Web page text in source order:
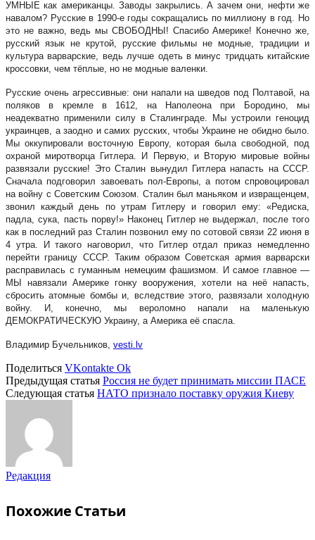
УМНЫЕ как американцы. Заводы закрылись. А зачем они, нефти же
навалом? Русские в 1990-е годы сокращались по миллиону в год. Но
это не важно, ведь мы СВОБОДНЫ! Спасибо Америке! Конечно же,
русский язык не крутой, русские фильмы не модные, традиции и
культура варварские, ведь лучше одеть в минус тридцать китайские
кроссовки, чем тёплые, но не модные валенки.
Русские очень агрессивные: они напали на шведов под Полтавой, на
поляков в кремле в 1612, на Наполеона при Бородино, мы
неадекватно применили силу в Сталинграде. Мы устроили геноцид
украинцев, а заодно и самих русских, чтобы Украине не обидно было.
Мы оккупировали восточную Европу, которая была свободной, под
охраной миротворца Гитлера. И Первую, и Вторую мировые войны
развязали русские! Это Сталин вынудил Гитлера напасть на СССР.
Сначала подговорил завоевать пол-Европы, а потом спровоцировал
на войну с Советским Союзом. Сталин был маньяком и извращенцем,
звонил каждый день по утрам Гитлеру и говорил ему: «Редиска,
падла, сука, пасть порву!» Наконец Гитлер не выдержал, после того
как в последний раз Сталин позвонил ему по сотовой связи 22 июня в
4 утра. И такого наговорил, что Гитлер отдал приказ немедленно
перейти границу СССР. Таким образом Советская армия варварски
расправилась с гуманным немецким фашизмом. И самое главное —
МЫ навязали Америке гонку вооружения, хотели на неё напасть,
сбросить атомные бомбы и, вследствие этого, развязали холодную
войну. И, конечно, мы вероломно напали на маленькую
ДЕМОКРАТИЧЕСКУЮ Украину, а Америка её спасла.
Владимир Бучельников, vesti.lv
Поделиться VKontakte Ok
Предыдущая статья Россия не будет принимать миссии ПАСЕ
Следующая статья НАТО признало поставку оружия Киеву
Редакция
Похожие Статьи